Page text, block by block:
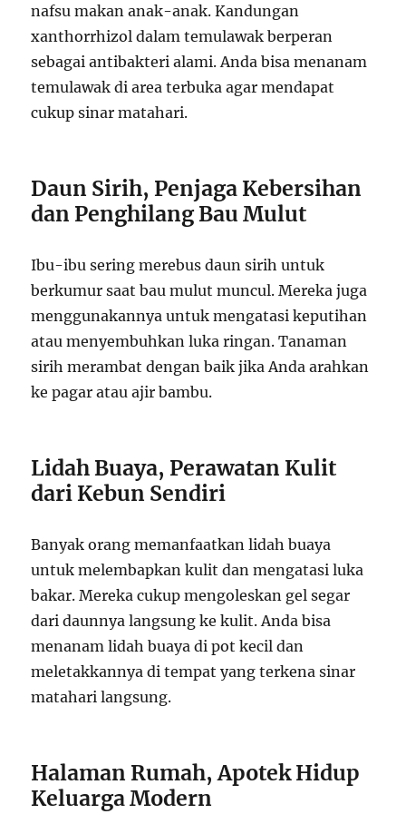
nafsu makan anak-anak. Kandungan
xanthorrhizol dalam temulawak berperan
sebagai antibakteri alami. Anda bisa menanam
temulawak di area terbuka agar mendapat
cukup sinar matahari.
Daun Sirih, Penjaga Kebersihan
dan Penghilang Bau Mulut
Ibu-ibu sering merebus daun sirih untuk
berkumur saat bau mulut muncul. Mereka juga
menggunakannya untuk mengatasi keputihan
atau menyembuhkan luka ringan. Tanaman
sirih merambat dengan baik jika Anda arahkan
ke pagar atau ajir bambu.
Lidah Buaya, Perawatan Kulit
dari Kebun Sendiri
Banyak orang memanfaatkan lidah buaya
untuk melembapkan kulit dan mengatasi luka
bakar. Mereka cukup mengoleskan gel segar
dari daunnya langsung ke kulit. Anda bisa
menanam lidah buaya di pot kecil dan
meletakkannya di tempat yang terkena sinar
matahari langsung.
Halaman Rumah, Apotek Hidup
Keluarga Modern